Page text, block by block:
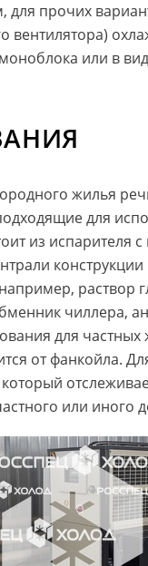
прочих
или в
жилья
для
из испарителя
конструкции
чиллера,
для
от фанкойла.
или иного